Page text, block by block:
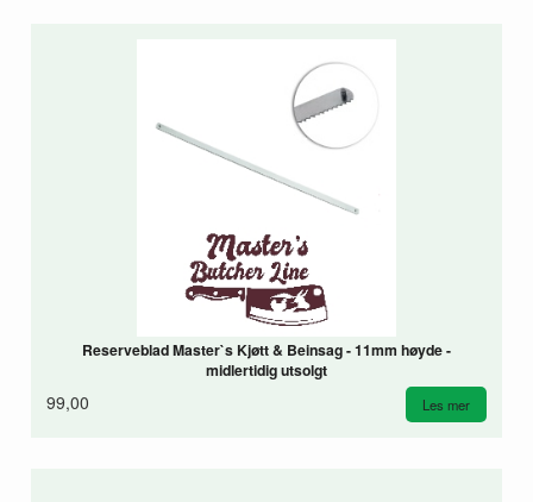
Reserveblad Master`s Kjøtt & Beinsag - 11mm høyde -
midlertidig utsolgt
99,00 Les mer